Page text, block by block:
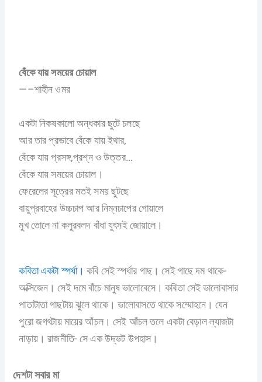
বেঁকে যায় সময়ের চোয়াল
—–শাহীন ওমর
একটা নিকষকালো অন্ধকার ছুটে চলছে
আর তার প্রভাবে বেঁকে যায় ইথার,
বেঁকে যায় প্রসঙ্গ,প্রশ্ন ও উত্তর…
বেঁকে যায় সময়ের চোয়াল।
ফেরেলের সূত্রের মতই সময় ছুটছে
বায়ুপ্রবাহের উচ্চচাপ আর নিম্নচাপের গোয়ালে
মুখ তোলে না কলুরবলদ বাঁধা যুৎসই জোয়ালে।
কবিতা একটা স্পর্ধা। কবি সেই স্পর্ধার গাছ। সেই গাছে দম থাকে-
অক্সিজেন। সেই দমে বাঁচে মানুষ ভালোবেসে। কবিতা সেই ভালোবাসার
পাতাটাতা গাছটায় ঝুলে থাকে। ভালোবাসতে থাকে সম্মোহনে। যেন
পুরো জগৎটায় মায়ের আঁচল। সেই আঁচল তলে একটা বেড়াল ল্যাজটা
নাড়ায়। রাজনীতি- সে এক উদ্ভট উপহাস।
দেশটা সবার মা